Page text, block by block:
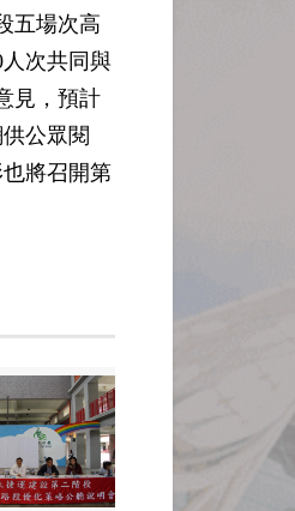
五場次高
次共同與
見，預計
公眾閱
將召開第